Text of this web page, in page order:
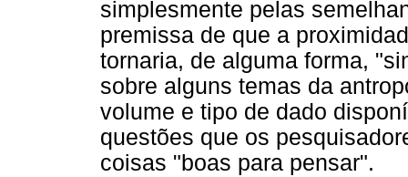
simplesmente pelas
premissa de que a
tornaria, de alguma forma,
sobre alguns temas da
volume e tipo de dado
questões que os
coisas "boas para pensar".